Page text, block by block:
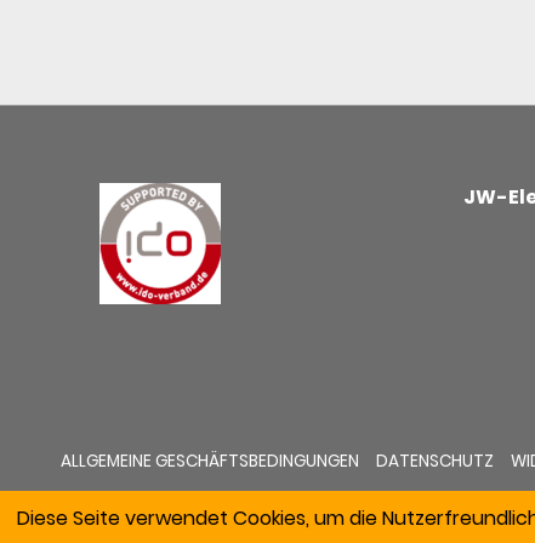
JW-
ALLGEMEINE GESCHÄFTSBEDINGUNGEN DATENSCHUTZ
Diese Seite verwendet Cookies, um die